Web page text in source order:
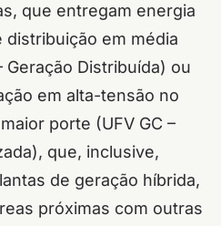
que entregam energia
distribuição em média
Geração Distribuída) ou
em alta-tensão no
porte (UFV GC –
que, inclusive,
de geração híbrida,
próximas com outras